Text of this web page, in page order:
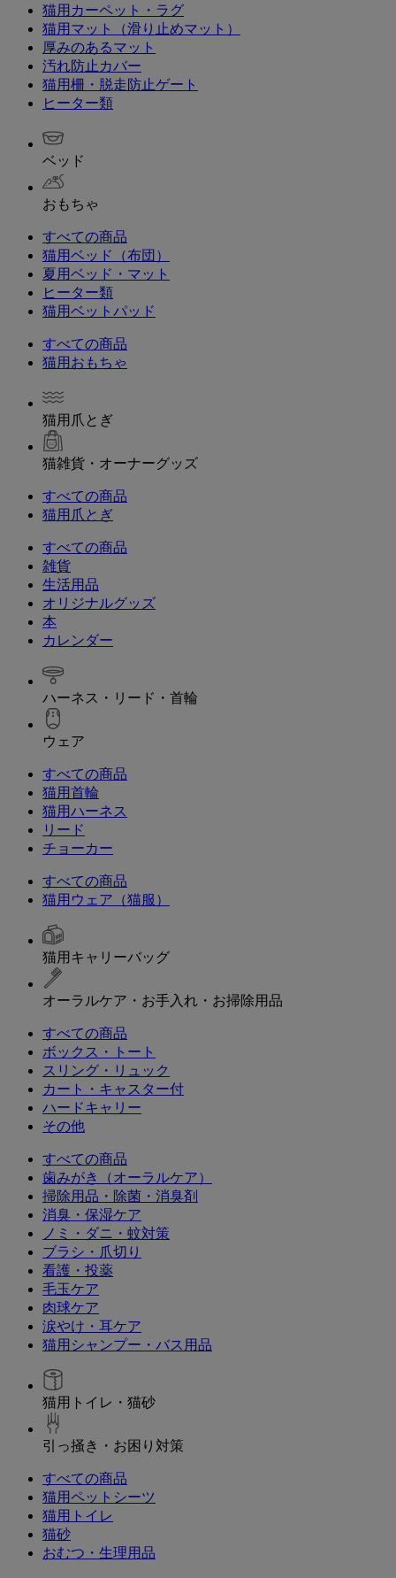
猫用カーペット・ラグ
猫用マット（滑り止めマット）
厚みのあるマット
汚れ防止カバー
猫用柵・脱走防止ゲート
ヒーター類
ベッド
おもちゃ
すべての商品
猫用ベッド（布団）
夏用ベッド・マット
ヒーター類
猫用ベットパッド
すべての商品
猫用おもちゃ
猫用爪とぎ
猫雑貨・オーナーグッズ
すべての商品
猫用爪とぎ
すべての商品
雑貨
生活用品
オリジナルグッズ
本
カレンダー
ハーネス・リード・首輪
ウェア
すべての商品
猫用首輪
猫用ハーネス
リード
チョーカー
すべての商品
猫用ウェア（猫服）
猫用キャリーバッグ
オーラルケア・お手入れ・お掃除用品
すべての商品
ボックス・トート
スリング・リュック
カート・キャスター付
ハードキャリー
その他
すべての商品
歯みがき（オーラルケア）
掃除用品・除菌・消臭剤
消臭・保湿ケア
ノミ・ダニ・蚊対策
ブラシ・爪切り
看護・投薬
毛玉ケア
肉球ケア
涙やけ・耳ケア
猫用シャンプー・バス用品
猫用トイレ・猫砂
引っ掻き・お困り対策
すべての商品
猫用ペットシーツ
猫用トイレ
猫砂
おむつ・生理用品